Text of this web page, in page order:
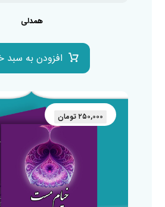
همدلی
افزودن به سبد
۲۵۰,۰۰۰ تومان